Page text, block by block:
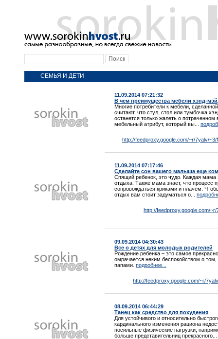
СЕМЬЯ И ДЕТИ
11.09.2014 07:21:32
В чем преимущества мебели хэнд-
Многие потребители к мебели,
считают, что стул, стол или тумбочка
останется только жалеть о
мебельный атрибут, который вы...
http://feedproxy.google.com/~r/7yalv/
11.09.2014 07:17:46
Сделайте сон вашего малыша еще
Спящий ребенок, это чудо. Каждая мама
отдыха. Также мама знает, что процесс
сопровождаться криками и плачем.
отдых вам стоит задуматься о...
http://feedproxy.google.com/
09.09.2014 04:30:43
Все о детях для молодых родителей
Рождение ребенка – это самое
омрачается неким беспокойством о
папами. подробнее...
http://feedproxy.google.com/~r/
08.09.2014 06:44:29
Танец как средство для похудения
Для устойчивого и относительно
кардинального изменения рациона
посильные физические нагрузки,
больше представительниц прекрасного...